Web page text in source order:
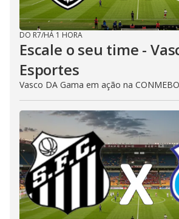
DO R7/HÁ 1 HORA
Escale o seu time -
Esportes
Vasco DA Gama em ação na